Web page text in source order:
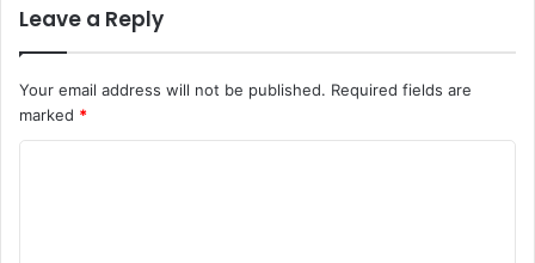
Leave a Reply
Your email address will not be published. Required fields are
marked *